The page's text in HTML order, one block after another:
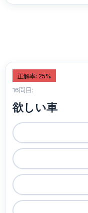
正解率: 25%
16問目:
欲しい車